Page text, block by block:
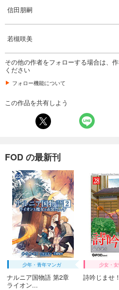
会社をやめて馬主や
あらすじを表示する
あらすじを表示する
会社をやめて馬主や
110円 (税込)
あらすじを表示する
会社をやめて馬主や
信田朋嗣
若槻咲美
その他の作者をフォローする場合は、
ください
フォロー機能について
この作品を共有しよう
FOD の最新刊
少年・青年マンガ
ナルニア国物語 第2章
ライオン...
少女・
詩吟じませ